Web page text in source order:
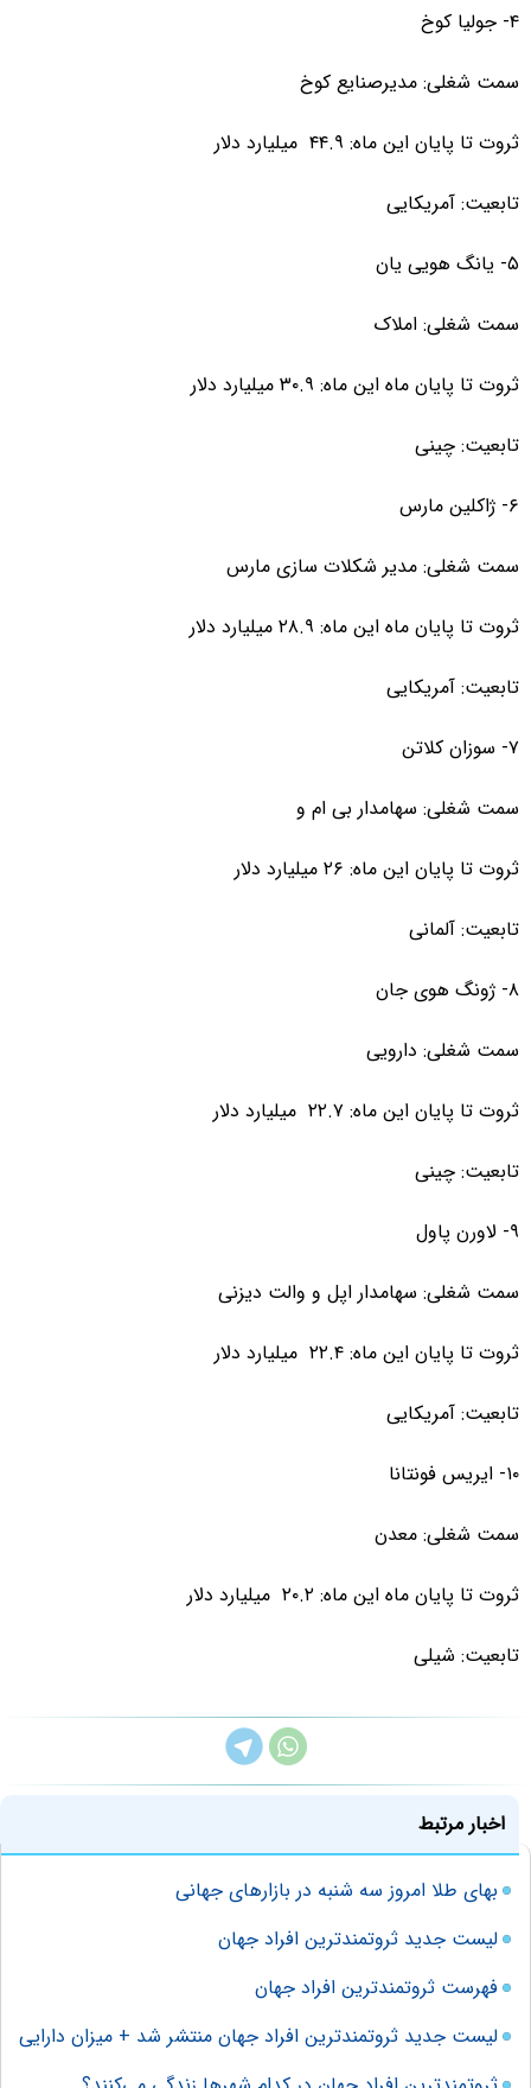
۴- جولیا کوخ
سمت شغلی: مدیرصنایع کوخ
ثروت تا پایان این ماه: ۴۴.۹ میلیارد دلار
تابعیت: آمریکایی
۵- یانگ هویی یان
سمت شغلی: املاک
ثروت تا پایان ماه این ماه: ۳۰.۹ میلیارد دلار
تابعیت: چینی
۶- ژاکلین مارس
سمت شغلی: مدیر شکلات سازی مارس
ثروت تا پایان ماه این ماه: ۲۸.۹ میلیارد دلار
تابعیت: آمریکایی
۷- سوزان کلاتن
سمت شغلی: سهامدار بی ام و
ثروت تا پایان این ماه: ۲۶ میلیارد دلار
تابعیت: آلمانی
۸- ژونگ هوی جان
سمت شغلی: دارویی
ثروت تا پایان این ماه: ۲۲.۷ میلیارد دلار
تابعیت: چینی
۹- لاورن پاول
سمت شغلی: سهامدار اپل و والت دیزنی
ثروت تا پایان این ماه: ۲۲.۴ میلیارد دلار
تابعیت: آمریکایی
۱۰- ایریس فونتانا
سمت شغلی: معدن
ثروت تا پایان ماه این ماه: ۲۰.۲ میلیارد دلار
تابعیت: شیلی
اخبار مرتبط
بهای طلا امروز سه شنبه در بازارهای جهانی
لیست جدید ثروتمندترین افراد جهان
فهرست ثروتمندترین افراد جهان
لیست جدید ثروتمندترین افراد جهان منتشر شد + میزان دارایی